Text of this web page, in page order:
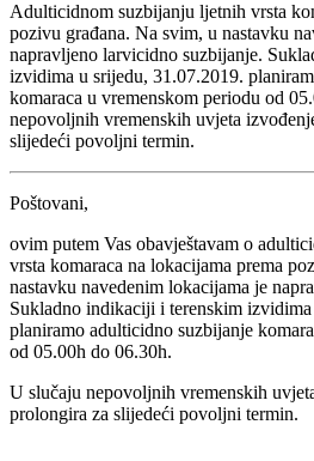
Adulticidnom suzbijanju ljetnih vrsta
pozivu građana. Na svim, u nastavku
napravljeno larvicidno suzbijanje.
izvidima u srijedu, 31.07.2019.
komaraca u vremenskom periodu od
nepovoljnih vremenskih uvjeta
slijedeći povoljni termin.
Poštovani,
ovim putem Vas obavještavam o
vrsta komaraca na lokacijama prema
nastavku navedenim lokacijama je
Sukladno indikaciji i terenskim
planiramo adulticidno suzbijanje
od 05.00h do 06.30h.
U slučaju nepovoljnih vremenskih
prolongira za slijedeći povoljni termin.